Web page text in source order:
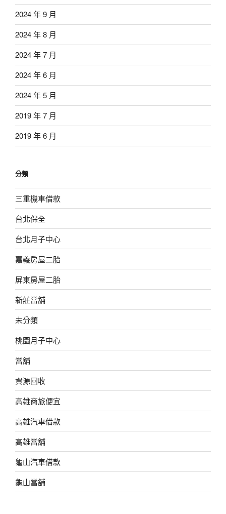
2024 年 9 月
2024 年 8 月
2024 年 7 月
2024 年 6 月
2024 年 5 月
2019 年 7 月
2019 年 6 月
分類
三重機車借款
台北保全
台北月子中心
嘉義房屋二胎
屏東房屋二胎
新莊當舖
未分類
桃園月子中心
當舖
資源回收
高雄商旅便宜
高雄汽車借款
高雄當舖
龜山汽車借款
龜山當舖